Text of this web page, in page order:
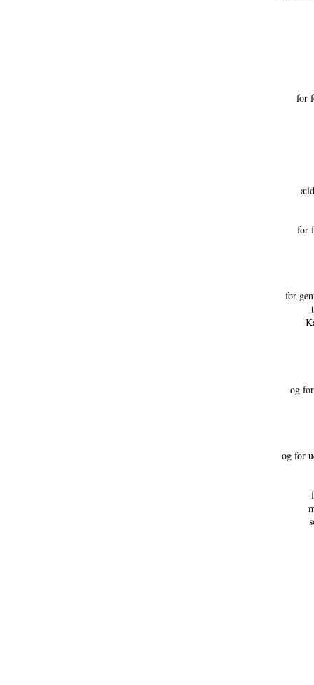
for
for
for
og
og for